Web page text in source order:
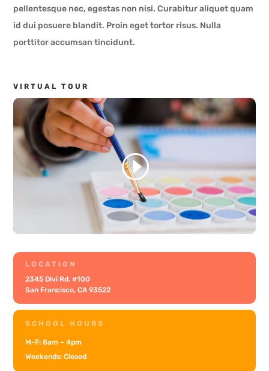
pellentesque nec, egestas non nisi. Curabitur aliquet quam
id dui posuere blandit. Proin eget tortor risus. Nulla
porttitor accumsan tincidunt.
VIRTUAL TOUR
LOCATION
2345 Divi Rd. #100
San Francisco, CA 93522
SCHOOL HOURS
M-F: 8am – 4pm
Weekends: Closed